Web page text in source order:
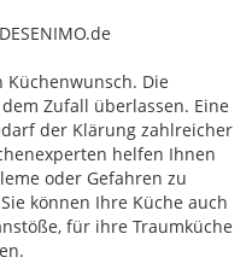
Die
Zufall überlassen. Eine
der Klärung zahlreicher
helfen Ihnen
oder Gefahren zu
können Ihre Küche auch
für ihre Traumküche